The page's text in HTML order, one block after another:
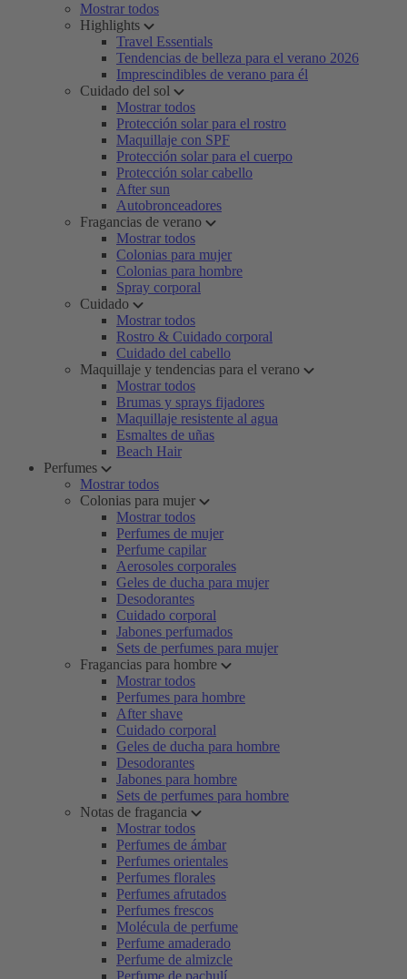
Mostrar todos
Highlights
Travel Essentials
Tendencias de belleza para el verano 2026
Imprescindibles de verano para él
Cuidado del sol
Mostrar todos
Protección solar para el rostro
Maquillaje con SPF
Protección solar para el cuerpo
Protección solar cabello
After sun
Autobronceadores
Fragancias de verano
Mostrar todos
Colonias para mujer
Colonias para hombre
Spray corporal
Cuidado
Mostrar todos
Rostro & Cuidado corporal
Cuidado del cabello
Maquillaje y tendencias para el verano
Mostrar todos
Brumas y sprays fijadores
Maquillaje resistente al agua
Esmaltes de uñas
Beach Hair
Perfumes
Mostrar todos
Colonias para mujer
Mostrar todos
Perfumes de mujer
Perfume capilar
Aerosoles corporales
Geles de ducha para mujer
Desodorantes
Cuidado corporal
Jabones perfumados
Sets de perfumes para mujer
Fragancias para hombre
Mostrar todos
Perfumes para hombre
After shave
Cuidado corporal
Geles de ducha para hombre
Desodorantes
Jabones para hombre
Sets de perfumes para hombre
Notas de fragancia
Mostrar todos
Perfumes de ámbar
Perfumes orientales
Perfumes florales
Perfumes afrutados
Perfumes frescos
Molécula de perfume
Perfume amaderado
Perfume de almizcle
Perfume de pachulí